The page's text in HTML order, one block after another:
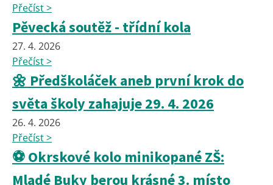
Přečíst >
Pěvecká soutěž - třídní kola
27. 4. 2026
Přečíst >
🌼 Předškoláček aneb první krok do
světa školy zahajuje 29. 4. 2026
26. 4. 2026
Přečíst >
⚽ Okrskové kolo minikopané ZŠ:
Mladé Buky berou krásné 3. místo